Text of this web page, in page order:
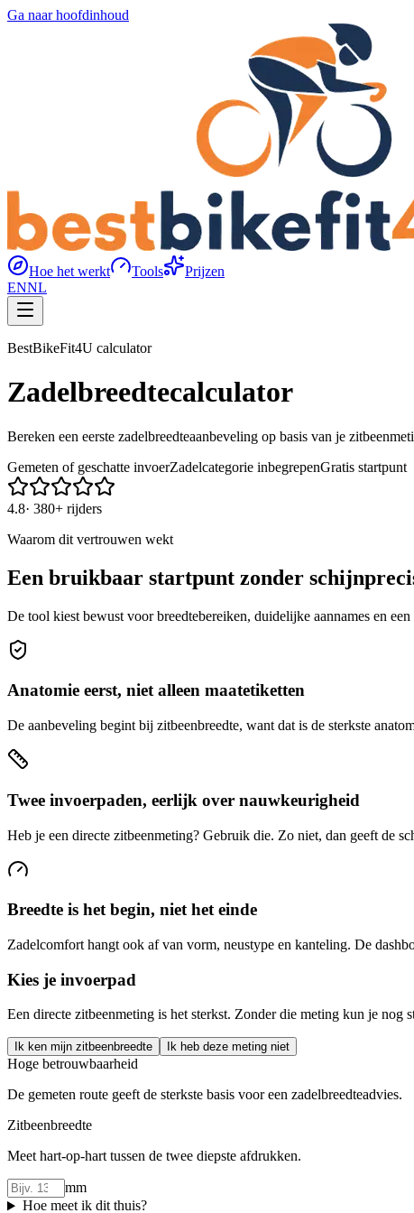
Ga naar hoofdinhoud
Hoe het werkt Tools
Prijzen
ENNL
BestBikeFit4U calculator
Zadelbreedtecalculator
Bereken een eerste zadelbreedteaanbeveling op basis van je
Gemeten of geschatte invoerZadelcategorie inbegrepenGratis startpunt
4.8· 380+ rijders
Waarom dit vertrouwen wekt
Een bruikbaar startpunt zonder
De tool kiest bewust voor breedtebereiken, duidelijke aannames en
Anatomie eerst, niet alleen maatetiketten
De aanbeveling begint bij zitbeenbreedte, want dat is de sterkste
Twee invoerpaden, eerlijk over nauwkeurigheid
Heb je een directe zitbeenmeting? Gebruik die. Zo niet, dan geeft de
Breedte is het begin, niet het einde
Zadelcomfort hangt ook af van vorm, neustype en kanteling. De
Kies je invoerpad
Een directe zitbeenmeting is het sterkst. Zonder die meting kun je nog
Ik ken mijn zitbeenbreedte Ik heb deze meting niet
Hoge betrouwbaarheid
De gemeten route geeft de sterkste basis voor een zadelbreedteadvies.
Zitbeenbreedte
Meet hart-op-hart tussen de twee diepste afdrukken.
mm
Hoe meet ik dit thuis?